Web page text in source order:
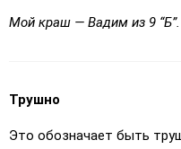
Мой краш — Вадим из 9
Трушно
Это обозначает быть